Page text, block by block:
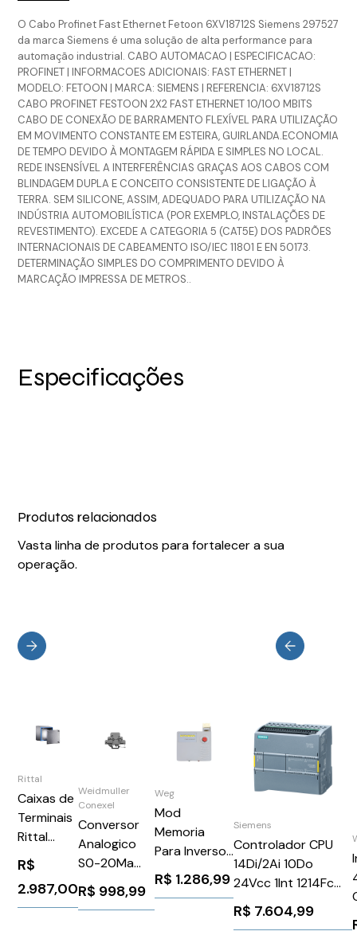
O Cabo Profinet Fast Ethernet Fetoon 6XV18712S Siemens 297527
da marca Siemens é uma solução de alta performance para
automação industrial. CABO AUTOMACAO | ESPECIFICACAO:
PROFINET | INFORMACOES ADICIONAIS: FAST ETHERNET |
MODELO: FETOON | MARCA: SIEMENS | REFERENCIA: 6XV18712S
CABO PROFINET FESTOON 2X2 FAST ETHERNET 10/100 MBITS
CABO DE CONEXÃO DE BARRAMENTO FLEXÍVEL PARA UTILIZAÇÃO
EM MOVIMENTO CONSTANTE EM ESTEIRA, GUIRLANDA.ECONOMIA
DE TEMPO DEVIDO À MONTAGEM RÁPIDA E SIMPLES NO LOCAL.
REDE INSENSÍVEL A INTERFERÊNCIAS GRAÇAS AOS CABOS COM
BLINDAGEM DUPLA E CONCEITO CONSISTENTE DE LIGAÇÃO À
TERRA. SEM SILICONE, ASSIM, ADEQUADO PARA UTILIZAÇÃO NA
INDÚSTRIA AUTOMOBILÍSTICA (POR EXEMPLO, INSTALAÇÕES DE
REVESTIMENTO). EXCEDE A CATEGORIA 5 (CAT5E) DOS PADRÕES
INTERNACIONAIS DE CABEAMENTO ISO/IEC 11801 E EN 50173.
DETERMINAÇÃO SIMPLES DO COMPRIMENTO DEVIDO À
MARCAÇÃO IMPRESSA DE METROS..
Especificações
Produtos relacionados
Vasta linha de produtos para fortalecer a sua
operação.
Rittal
Caixas de
Terminais
Rittal
Hygienic
Design HD
R$
2.987,00
Weidmuller
Conexel
Conversor
Analogico
S0-20Ma
S0-10V
24Vcc Dk6
R$ 998,99
Weg
Mod
Memoria
Para Inversor
CFW500MMF
WEG Weg
R$ 1.286,99
Siemens
Controlador CPU
14Di/2Ai 10Do
24Vcc 1Int 1214Fc
Siemens
6ES72141AF400XB0
R$ 7.604,99